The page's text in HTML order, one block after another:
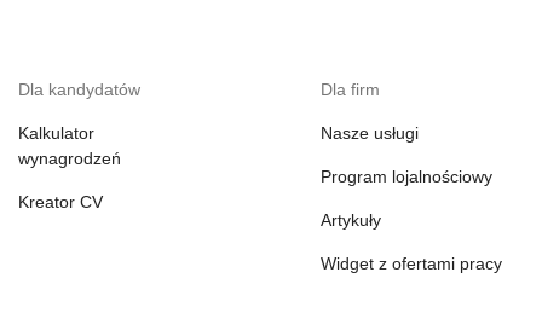
Dla kandydatów
Kalkulator
wynagrodzeń
Kreator CV
Dla firm
Nasze usługi
Program lojalnościowy
Artykuły
Widget z ofertami pracy